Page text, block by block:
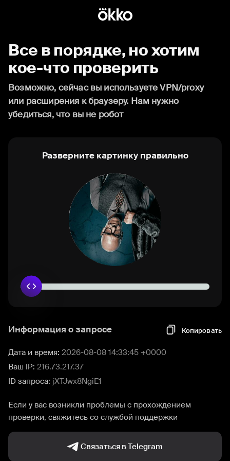
Все в порядке, но хотим
кое-что проверить
Возможно, сейчас вы используете VPN/proxy
или расширения к браузеру. Нам нужно
убедиться, что вы не робот
Разверните картинку правильно
Информация о запросе Копировать
Дата и время: 2026-08-08 14:33:45 +0000
Ваш IP: 216.73.217.37
ID запроса: jXTJwx8NgiE1
Если у вас возникли проблемы с прохождением
проверки, свяжитесь со службой поддержки
Связаться в Telegram